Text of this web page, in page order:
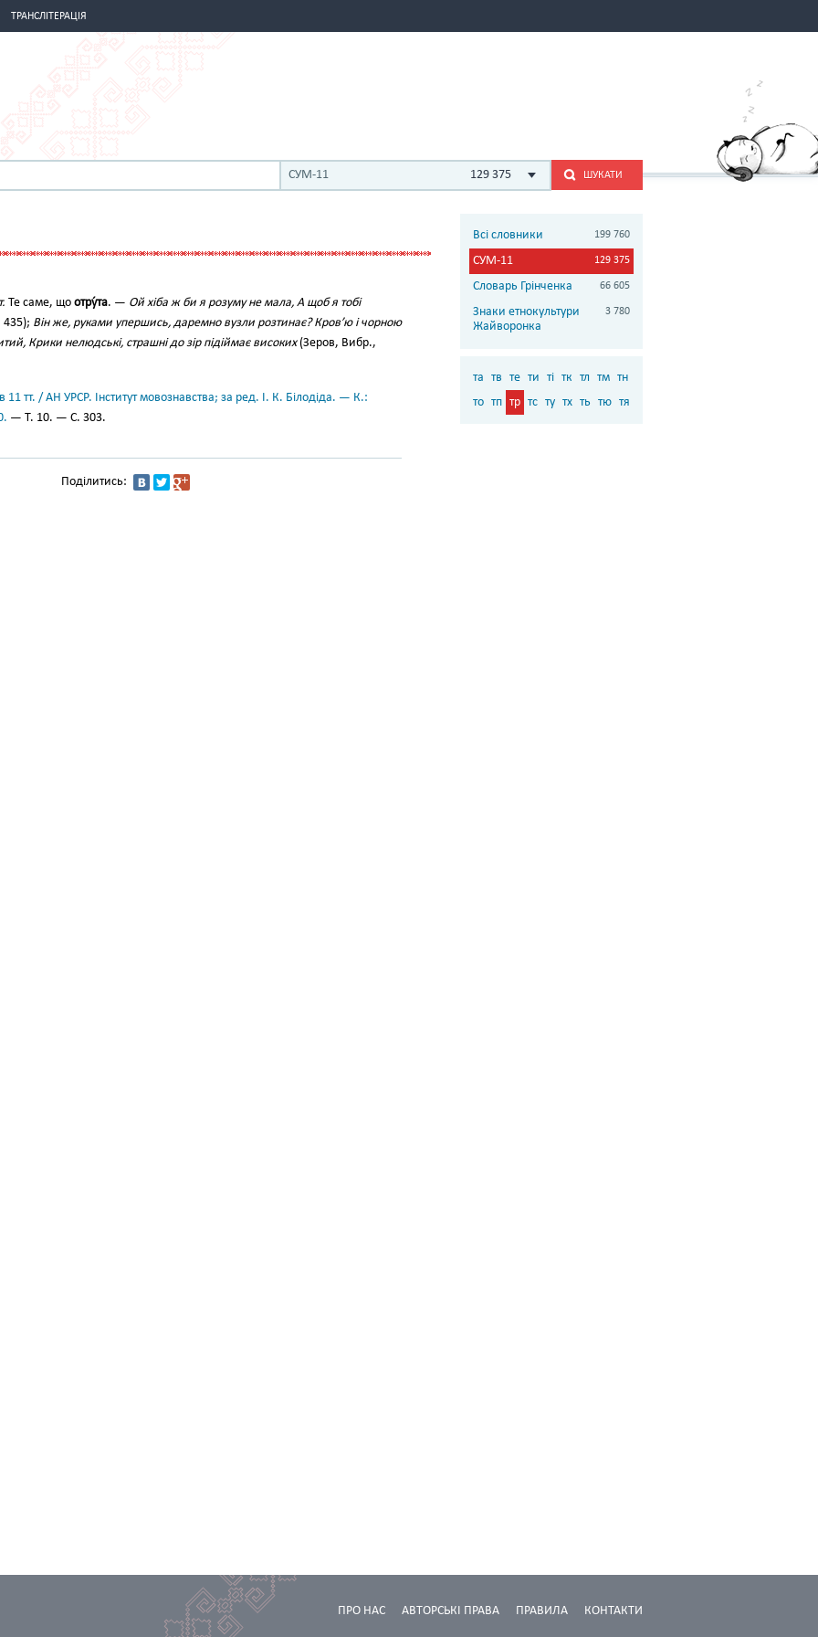
ТРАНСЛІТЕРАЦІЯ
СУМ-11 129 375 ШУКАТИ
Те саме, що отру́та. — Ой хіба ж би я розуму не мала, А щоб я тобі
435); Він же, руками упершись, даремно вузли розтинає? Кров’ю і чорною
Крики нелюдські, страшні до зір підіймає високих(Зеров, Вибр.,
11 тт. / АН УРСР. Інститут мовознавства; за ред. І. К. Білодіда. — К.:
— Т. 10. — С. 303.
Поділитись:
Всі словники 199 760
СУМ-11 129 375
Словарь Грінченка 66 605
Знаки етнокультури
Жайворонка
3 780
та тв те ти ті тк тл тм тн
то тп тр тс ту тх ть тю тя
КОНТАКТИ
ПРАВИЛА
АВТОРСЬКІ ПРАВА
ПРО НАС